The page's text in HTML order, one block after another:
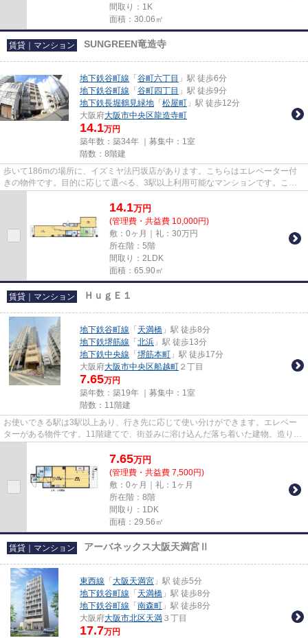
間取り：1K
面積：30.06㎡
賃貸｜マンション SUNGREEN竜造寺
地下鉄谷町線 「 谷町六丁目 」駅 徒歩6分
地下鉄谷町線 「 谷町四丁目 」駅 徒歩9分
地下鉄長堀鶴見緑地 「 松屋町 」駅 徒歩12分
大阪府大阪市中央区龍造寺町
14.1万円
築年数：築34年 ｜募集中： 1室
階数：8階建
歩いて186mの場所に、イズミヤ法円坂店があります。こちらはエレベーター付
きの物件です。目的に応じて選べる、3駅以上利用可能なマンションです。こち
14.1万円
(管理費・共益費 10,000円)
敷：0ヶ月｜礼：30万円
所在階：5階
間取り：2LDK
面積：65.90㎡
賃貸｜マンション ＨｕｇＥ１
地下鉄谷町線 「 天満橋 」駅 徒歩8分
地下鉄堺筋線 「 北浜 」駅 徒歩13分
地下鉄中央線 「 堺筋本町 」駅 徒歩17分
大阪府大阪市中央区船越町 ２丁目
7.65万円
築年数：築19年 ｜募集中： 1室
階数：11階建
お使いできる駅は3駅以上あり、行き先に応じて使い分けができます。エレベー
ターがある物件です。11階建てで、街並みに溶け込んだ落ち着いた建物。造りと
7.65万円
(管理費・共益費 7,500円)
敷：0ヶ月｜礼：1ヶ月
所在階：8階
間取り：1DK
面積：29.56㎡
賃貸｜マンション アーバネックス大阪天満宮Ⅱ
東西線 「 大阪天満宮 」駅 徒歩5分
地下鉄谷町線 「 天満橋 」駅 徒歩8分
地下鉄谷町線 「 南森町 」駅 徒歩8分
大阪府大阪市北区天満 ３丁目
17.7万円